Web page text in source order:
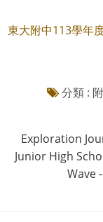
東大附中113學年
分類 :
Exploration
Junior High
Wave